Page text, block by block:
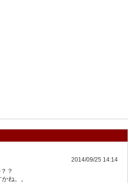
2014/09/25 14:14
？
ね。。